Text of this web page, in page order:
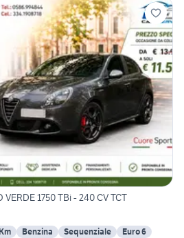
1750 TBi - 240 CV TCT
Benzina Sequenziale
Euro 6